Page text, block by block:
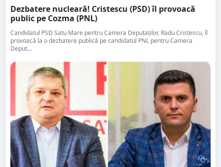
Dezbatere nucleară! Cristescu (PSD) îl provoacă
public pe Cozma (PNL)
Candidatul PSD Satu Mare pentru Camera Deputaților, Radu Cristescu, îl
provoacă la o dezbatere publică pe candidatul PNL pentru Camera
Deput...